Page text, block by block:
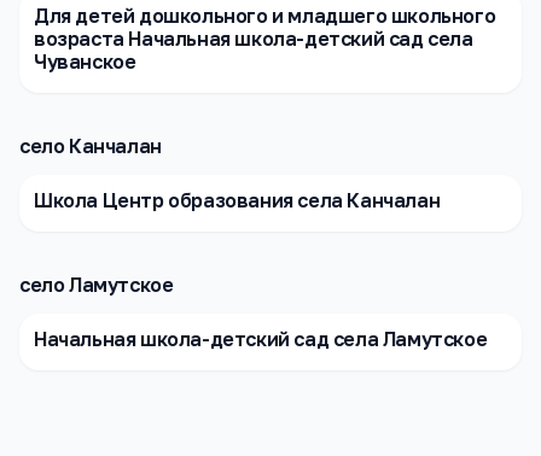
Для детей дошкольного и младшего школьного
возраста Начальная школа-детский сад села
Чуванское
село Канчалан
Школа Центр образования села Канчалан
село Ламутское
Начальная школа-детский сад села Ламутское